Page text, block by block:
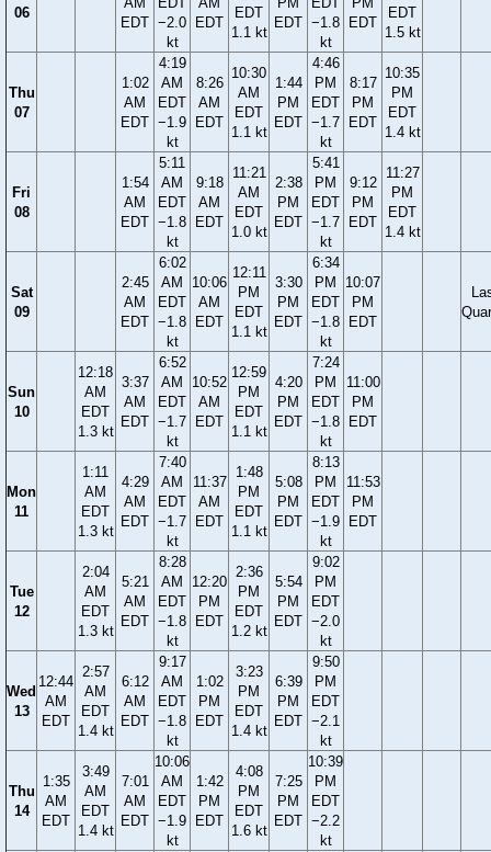
06
EDT −2.0
kt
EDT
EDT
1.1 kt
EDT −1.8
kt
EDT
EDT
1.5 kt
Thu
07
1:02
AM
EDT
4:19
AM
EDT
−1.9
kt
8:26
AM
EDT
10:30
AM
EDT
1.1 kt
1:44
PM
EDT
4:46
PM
EDT
−1.7
kt
8:17
PM
EDT
10:35
PM
EDT
1.4 kt
Fri
08
1:54
AM
EDT
5:11
AM
EDT
−1.8
kt
9:18
AM
EDT
11:21
AM
EDT
1.0 kt
2:38
PM
EDT
5:41
PM
EDT
−1.7
kt
9:12
PM
EDT
11:27
PM
EDT
1.4 kt
Sat
09
2:45
AM
EDT
6:02
AM
EDT
−1.8
kt
10:06
AM
EDT
12:11
PM
EDT
1.1 kt
3:30
PM
EDT
6:34
PM
EDT
−1.8
kt
10:07
PM
EDT
Sun
10
12:18
AM
EDT
1.3 kt
3:37
AM
EDT
6:52
AM
EDT
−1.7
kt
10:52
AM
EDT
12:59
PM
EDT
1.1 kt
4:20
PM
EDT
7:24
PM
EDT
−1.8
kt
11:00
PM
EDT
Mon
11
1:11
AM
EDT
1.3 kt
4:29
AM
EDT
7:40
AM
EDT
−1.7
kt
11:37
AM
EDT
1:48
PM
EDT
1.1 kt
5:08
PM
EDT
8:13
PM
EDT
−1.9
kt
11:53
PM
EDT
Tue
12
2:04
AM
EDT
1.3 kt
5:21
AM
EDT
8:28
AM
EDT
−1.8
kt
12:20
PM
EDT
2:36
PM
EDT
1.2 kt
5:54
PM
EDT
9:02
PM
EDT
−2.0
kt
Wed
13
12:44
AM
EDT
2:57
AM
EDT
1.4 kt
6:12
AM
EDT
9:17
AM
EDT
−1.8
kt
1:02
PM
EDT
3:23
PM
EDT
1.4 kt
6:39
PM
EDT
9:50
PM
EDT
−2.1
kt
Thu
14
1:35
AM
EDT
3:49
AM
EDT
1.4 kt
7:01
AM
EDT
10:06
AM
EDT
−1.9
kt
1:42
PM
EDT
4:08
PM
EDT
1.6 kt
7:25
PM
EDT
10:39
PM
EDT
−2.2
kt